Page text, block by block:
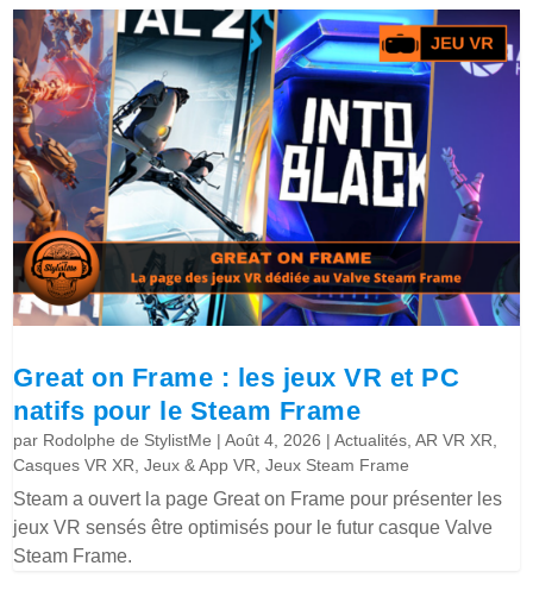
Great on Frame : les jeux VR et PC
natifs pour le Steam Frame
par Rodolphe de StylistMe |Août 4, 2026 |Actualités,AR VR XR,
Casques VR XR,Jeux & App VR,Jeux Steam Frame
Steam a ouvert la page Great on Frame pour présenter les
jeux VR sensés être optimisés pour le futur casque Valve
Steam Frame.